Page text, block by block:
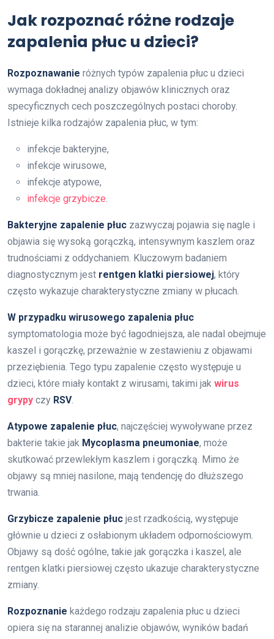
Jak rozpoznać różne rodzaje
zapalenia płuc u dzieci?
Rozpoznawanie różnych typów zapalenia płuc u dzieci
wymaga dokładnej analizy objawów klinicznych oraz
specyficznych cech poszczególnych postaci choroby.
Istnieje kilka rodzajów zapalenia płuc, w tym:
infekcje bakteryjne,
infekcje wirusowe,
infekcje atypowe,
infekcje grzybicze.
Bakteryjne zapalenie płuc zazwyczaj pojawia się nagle i
objawia się wysoką gorączką, intensywnym kaszlem oraz
trudnościami z oddychaniem. Kluczowym badaniem
diagnostycznym jest rentgen klatki piersiowej, który
często wykazuje charakterystyczne zmiany w płucach.
W przypadku wirusowego zapalenia płuc
symptomatologia może być łagodniejsza, ale nadal obejmuje
kaszel i gorączkę, przeważnie w zestawieniu z objawami
przeziębienia. Tego typu zapalenie często występuje u
dzieci, które miały kontakt z wirusami, takimi jak wirus
grypy czy RSV.
Atypowe zapalenie płuc, najczęściej wywoływane przez
bakterie takie jak Mycoplasma pneumoniae, może
skutkować przewlekłym kaszlem i gorączką. Mimo że
objawy są mniej nasilone, mają tendencję do dłuższego
trwania.
Grzybicze zapalenie płuc jest rzadkością, występuje
głównie u dzieci z osłabionym układem odpornościowym.
Objawy są dość ogólne, takie jak gorączka i kaszel, ale
rentgen klatki piersiowej często ukazuje charakterystyczne
zmiany.
Rozpoznanie każdego rodzaju zapalenia płuc u dzieci
opiera się na starannej analizie objawów, wyników badań